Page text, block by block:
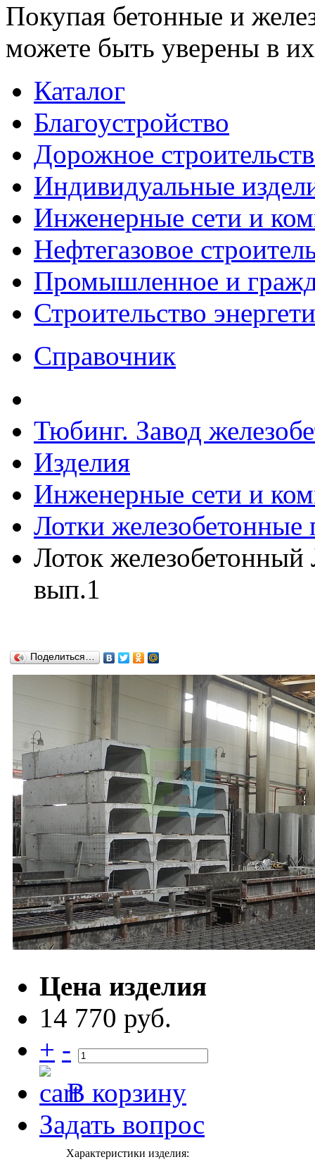
Покупая бетонные и
можете быть уверены в их
Каталог
Благоустройство
Дорожное
Индивидуальные
Инженерные сети и
Нефтегазовое
Промышленное и
Строительство
Справочник
Тюбинг. Завод
Изделия
Инженерные сети и
Лотки
Лоток
вып.1
Поделиться…
Цена изделия
14 770 руб.
+ -
В корзину
Задать вопрос
Характеристики изделия: